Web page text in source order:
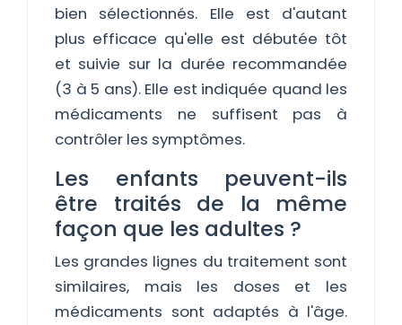
bien sélectionnés. Elle est d'autant
plus efficace qu'elle est débutée tôt
et suivie sur la durée recommandée
(3 à 5 ans). Elle est indiquée quand les
médicaments ne suffisent pas à
contrôler les symptômes.
Les enfants peuvent-ils
être traités de la même
façon que les adultes ?
Les grandes lignes du traitement sont
similaires, mais les doses et les
médicaments sont adaptés à l'âge.